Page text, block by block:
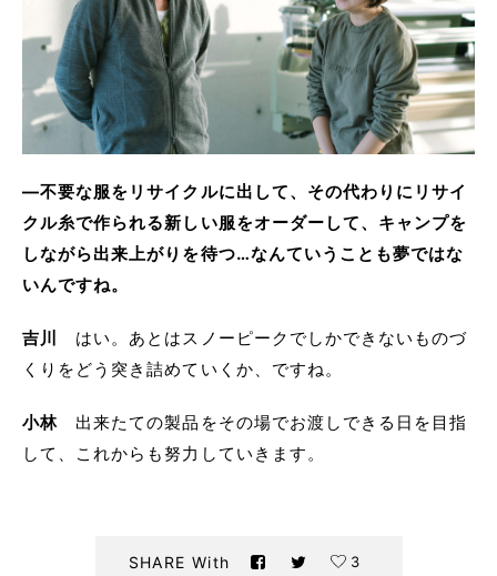
―不要な服をリサイクルに出して、その代わりにリサイ
クル糸で作られる新しい服をオーダーして、キャンプを
しながら出来上がりを待つ…なんていうことも夢ではな
いんですね。
吉川
はい。あとはスノーピークでしかできないものづ
くりをどう突き詰めていくか、ですね。
小林 出来たての製品をその場でお渡しできる日を目指
して、これからも努力していきます。
SHARE With 3